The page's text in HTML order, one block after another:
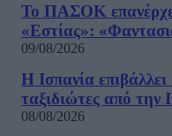
Το ΠΑΣΟΚ
«Εστίας»:
09/08/2026
Η Ισπανία
ταξιδιώτες από την
08/08/2026